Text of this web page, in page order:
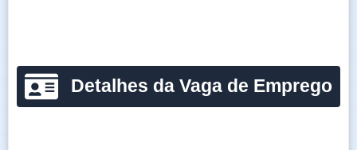
Detalhes da Vaga de Emprego